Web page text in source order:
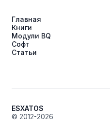
Главная
Книги
Модули BQ
Софт
Статьи
ESXATOS
© 2012-2026